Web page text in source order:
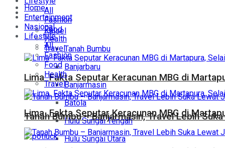
Daerah
Kalsel
Tanah Bumbu
Banjarbaru
Banjarmasin
Batola
Hulu Sungai Tengah
Hulu Sungai Utara
All
Fashion
Food
Health
Travel
Lima Fakta Seputar Keracunan MBG di
Tanah Bumbu – Banjarmasin, Travel Lebih
Home
Entertainment
Nasional
Lifestyle
All
Fashion
Food
Health
Travel
Lima Fakta Seputar Keracunan MBG di